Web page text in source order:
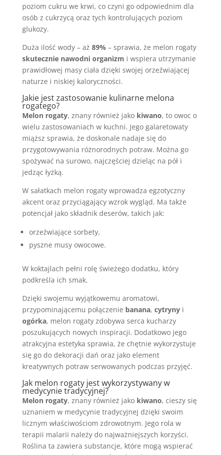
poziom cukru we krwi, co czyni go odpowiednim dla
osób z cukrzycą oraz tych kontrolujących poziom
glukozy.
Duża ilość wody – aż 89% – sprawia, że melon rogaty
skutecznie nawodni organizm i wspiera utrzymanie
prawidłowej masy ciała dzięki swojej orzeźwiającej
naturze i niskiej kaloryczności.
Jakie jest zastosowanie kulinarne melona
rogatego?
Melon rogaty, znany również jako kiwano, to owoc o
wielu zastosowaniach w kuchni. Jego galaretowaty
miąższ sprawia, że doskonale nadaje się do
przygotowywania różnorodnych potraw. Można go
spożywać na surowo, najczęściej dzieląc na pół i
jedząc łyżką.
W sałatkach melon rogaty wprowadza egzotyczny
akcent oraz przyciągający wzrok wygląd. Ma także
potencjał jako składnik deserów, takich jak:
orzeźwiające sorbety,
pyszne musy owocowe.
W koktajlach pełni rolę świeżego dodatku, który
podkreśla ich smak.
Dzięki swojemu wyjątkowemu aromatowi,
przypominającemu połączenie banana, cytrynyi
ogórka, melon rogaty zdobywa serca kucharzy
poszukujących nowych inspiracji. Dodatkowo jego
atrakcyjna estetyka sprawia, że chętnie wykorzystuje
się go do dekoracji dań oraz jako element
kreatywnych potraw serwowanych podczas przyjęć.
Jak melon rogaty jest wykorzystywany w
medycynie tradycyjnej?
Melon rogaty, znany również jako kiwano, cieszy się
uznaniem w medycynie tradycyjnej dzięki swoim
licznym właściwościom zdrowotnym. Jego rola w
terapii malarii należy do najważniejszych korzyści.
Roślina ta zawiera substancje, które mogą wspierać